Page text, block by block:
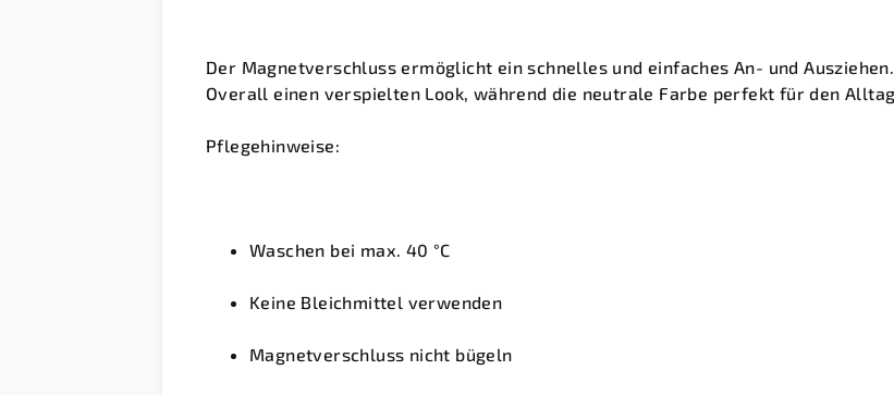
Der Magnetverschluss ermöglicht ein schnelles und einfaches An- und
Overall einen verspielten Look, während die neutrale Farbe perfekt für den
Pflegehinweise:
Waschen bei max. 40 °C
Keine Bleichmittel verwenden
Magnetverschluss nicht bügeln